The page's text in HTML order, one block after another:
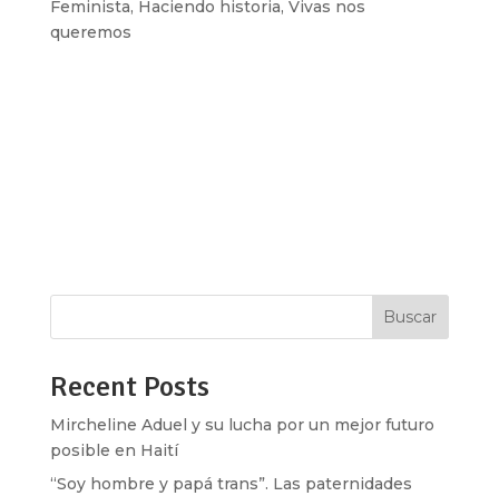
Feminista, Haciendo historia, Vivas nos
queremos
Buscar
Recent Posts
Mircheline Aduel y su lucha por un mejor futuro
posible en Haití
“Soy hombre y papá trans”. Las paternidades